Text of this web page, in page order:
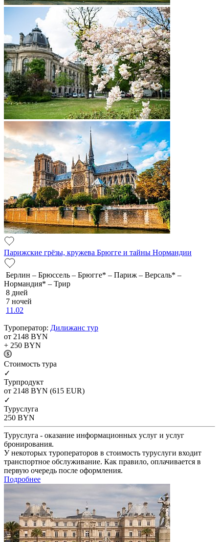
Парижские грёзы, кружева Брюгге и тайны Нормандии
Берлин – Брюссель – Брюгге* – Париж – Версаль* –
Нормандия* – Трир
8 дней
7 ночей
11.02
Туроператор: Дилижанс тур
от 2148 BYN
+ 250 BYN
Cтоимость тура
✓
Турпродукт
от 2148 BYN (615 EUR)
✓
Туруслуга
250 BYN
Туруслуга - оказание информационных услуг и услуг
бронирования.
У некоторых туроператоров в стоимость туруслуги входит
транспортное обслуживание. Как правило, оплачивается в
первую очередь после оформления.
Подробнее